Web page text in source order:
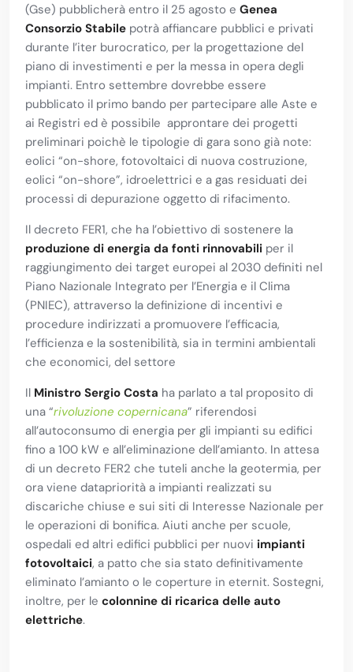
(Gse) pubblicherà entro il 25 agosto e Genea
Consorzio Stabile potrà affiancare pubblici e privati
durante l’iter burocratico, per la progettazione del
piano di investimenti e per la messa in opera degli
impianti. Entro settembre dovrebbe essere
pubblicato il primo bando per partecipare alle Aste e
ai Registri ed è possibile approntare dei progetti
preliminari poichè le tipologie di gara sono già note:
eolici “on-shore, fotovoltaici di nuova costruzione,
eolici “on-shore”, idroelettrici e a gas residuati dei
processi di depurazione oggetto di rifacimento.
Il decreto FER1, che ha l’obiettivo di sostenere la
produzione di energia da fonti rinnovabili per il
raggiungimento dei target europei al 2030 definiti nel
Piano Nazionale Integrato per l’Energia e il Clima
(PNIEC), attraverso la definizione di incentivi e
procedure indirizzati a promuovere l’efficacia,
l’efficienza e la sostenibilità, sia in termini ambientali
che economici, del settore
Il Ministro Sergio Costa ha parlato a tal proposito di
una “rivoluzione copernicana” riferendosi
all’autoconsumo di energia per gli impianti su edifici
fino a 100 kW e all’eliminazione dell’amianto. In attesa
di un decreto FER2 che tuteli anche la geotermia, per
ora viene datapriorità a impianti realizzati su
discariche chiuse e sui siti di Interesse Nazionale per
le operazioni di bonifica. Aiuti anche per scuole,
ospedali ed altri edifici pubblici per nuovi impianti
fotovoltaici, a patto che sia stato definitivamente
eliminato l’amianto o le coperture in eternit. Sostegni,
inoltre, per le colonnine di ricarica delle auto
elettriche.